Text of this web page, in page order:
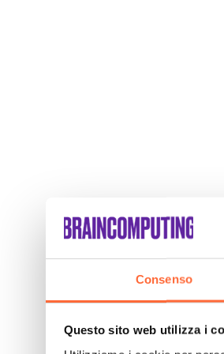
Consenso
Questo sito web utilizza i